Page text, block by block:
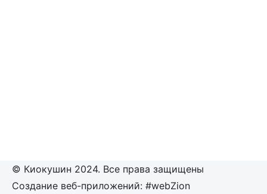
© Киокушин 2024. Все права защищены
Создание веб-приложений: #webZion